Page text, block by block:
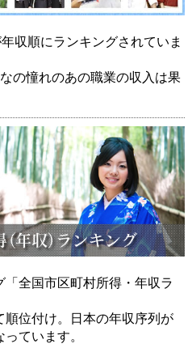
収順にランキングされていま
の憧れのあの職業の収入は果
全国市区町村所得・年収ラ
位付け。日本の年収序列が
ています。